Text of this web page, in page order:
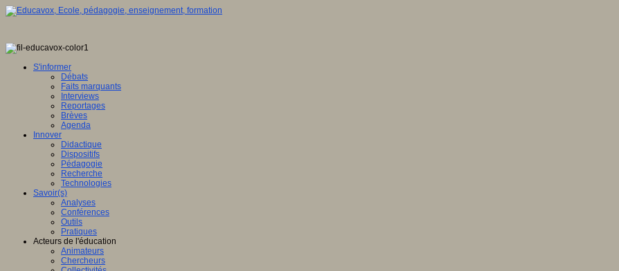
S'informer
Débats
Faits marquants
Interviews
Reportages
Brèves
Agenda
Innover
Didactique
Dispositifs
Pédagogie
Recherche
Technologies
Savoir(s)
Analyses
Conférences
Outils
Pratiques
Acteurs de l'éducation
Animateurs
Chercheurs